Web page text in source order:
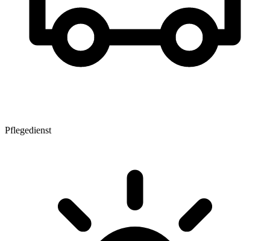
Pflegedienst